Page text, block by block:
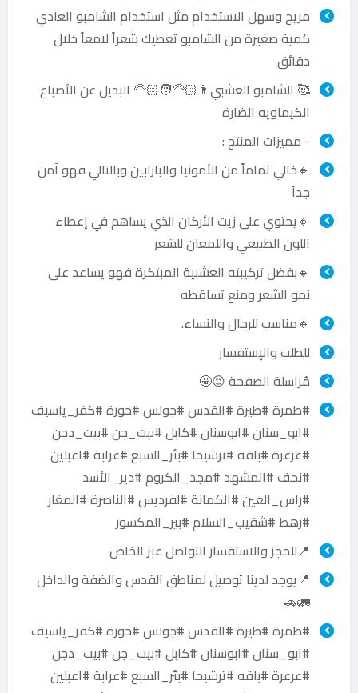
مريح وسهل الاستخدام مثل استخدام الشامبو العادي
كمية صغيرة من الشامبو تعطيك شعراً لامعاً خلال
دقائق
🥰 الشامبو العشبي👨🏻‍🦳🧑🏻‍🦳 البديل عن الأصباغ
الكيماويه الضارة
- مميزات المنتج :
🔸خالي تماماً من الأمونيا والبارابين وبالتالي فهو آمن
جداً
🔸يحتوي على زيت الأركان الذي يساهم في إعطاء
اللون الطبيعي واللمعان للشعر
🔸بفضل تركيبته العشبية المبتكرة فهو يساعد على
نمو الشعر ومنع تساقطه
🔸مناسب للرجال والنساء.
للطلب والإستفسار
مُراسلة الصفحة 😍🤩
#طمرة #طيرة #القدس #جولس #حورة #كفر_ياسيف
#ابو_سنان #ابوسنان #كابل #بيت_جن #بيت_دجن
#عرعرة #باقه #ترشيحا #بئر_السبع #عرابة #اعبلين
#نحف #المشهد #مجد_الكروم #دير_الأسد
#راس_العين #الكمانة #لفرديس #الناصرة #المغار
#رهط #شقيب_السلام #بير_المكسور
📍للحجز والاستفسار التواصل عبر الخاص
📍يوجد لدينا توصيل لمناطق القدس والضفة والداخل
🚛🚗
#طمرة #طيرة #القدس #جولس #حورة #كفر_ياسيف
#ابو_سنان #ابوسنان #كابل #بيت_جن #بيت_دجن
#عرعرة #باقه #ترشيحا #بئر_السبع #عرابة #اعبلين